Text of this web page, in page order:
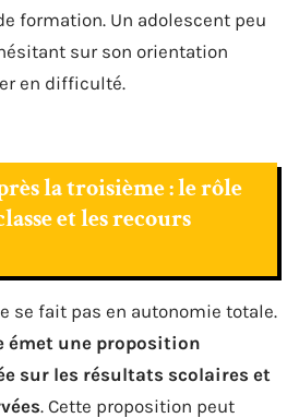
formation. Un adolescent peu
sur son orientation
en difficulté.
la troisième : le rôle
et les recours
se fait pas en autonomie totale.
émet une proposition
sur les résultats scolaires et
. Cette proposition peut